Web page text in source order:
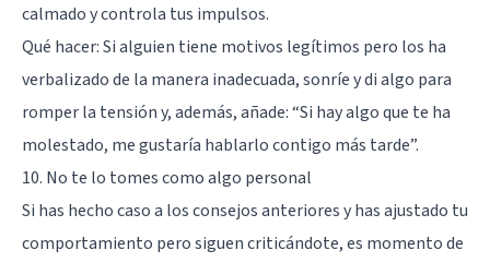
calmado y controla tus impulsos.
Qué hacer: Si alguien tiene motivos legítimos pero los ha
verbalizado de la manera inadecuada, sonríe y di algo para
romper la tensión y, además, añade: “Si hay algo que te ha
molestado, me gustaría hablarlo contigo más tarde”.
10. No te lo tomes como algo personal
Si has hecho caso a los consejos anteriores y has ajustado tu
comportamiento pero siguen criticándote, es momento de